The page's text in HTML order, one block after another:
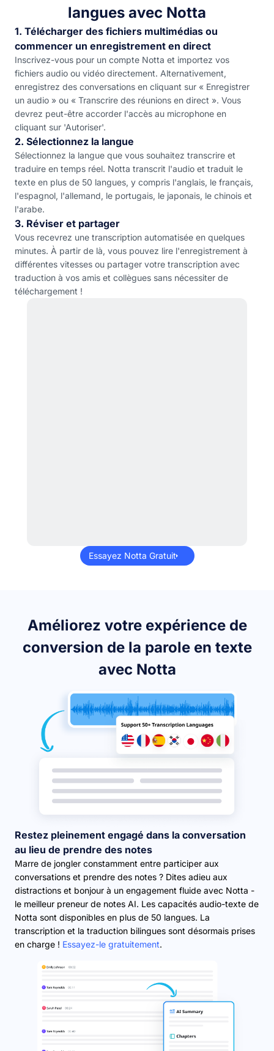
langues avec Notta
1. Télécharger des fichiers multimédias ou
commencer un enregistrement en direct
Inscrivez-vous pour un compte Notta et importez vos
fichiers audio ou vidéo directement. Alternativement,
enregistrez des conversations en cliquant sur « Enregistrer
un audio » ou « Transcrire des réunions en direct ». Vous
devrez peut-être accorder l'accès au microphone en
cliquant sur 'Autoriser'.
2. Sélectionnez la langue
Sélectionnez la langue que vous souhaitez transcrire et
traduire en temps réel. Notta transcrit l'audio et traduit le
texte en plus de 50 langues, y compris l'anglais, le français,
l'espagnol, l'allemand, le portugais, le japonais, le chinois et
l'arabe.
3. Réviser et partager
Vous recevrez une transcription automatisée en quelques
minutes. À partir de là, vous pouvez lire l'enregistrement à
différentes vitesses ou partager votre transcription avec
traduction à vos amis et collègues sans nécessiter de
téléchargement !
Essayez Notta Gratuit
Améliorez votre expérience de
conversion de la parole en texte
avec Notta
Restez pleinement engagé dans la conversation
au lieu de prendre des notes
Marre de jongler constamment entre participer aux
conversations et prendre des notes ? Dites adieu aux
distractions et bonjour à un engagement fluide avec Notta -
le meilleur preneur de notes AI. Les capacités audio-texte de
Notta sont disponibles en plus de 50 langues. La
transcription et la traduction bilingues sont désormais prises
en charge ! Essayez-le gratuitement.